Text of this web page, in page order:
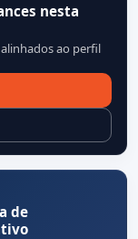
nesta
ao perfil
de